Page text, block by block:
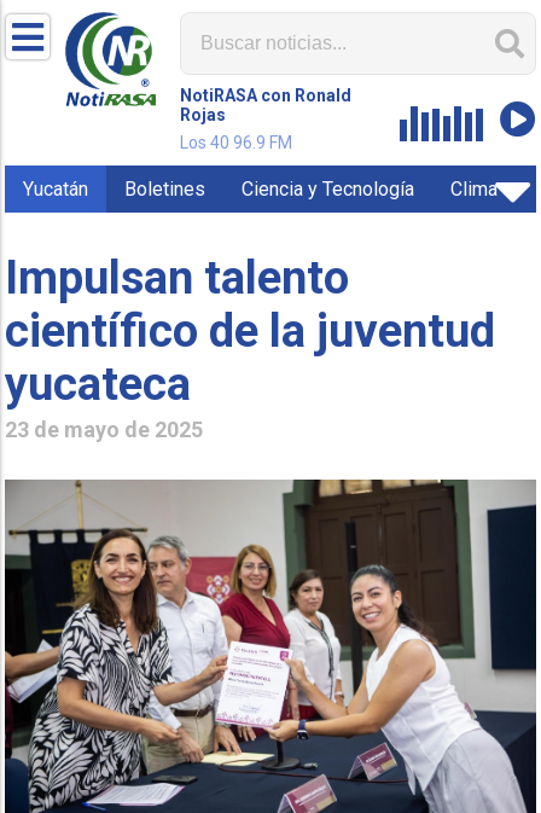
NotiRASA con Ronald
Rojas
Los 40 96.9 FM
Yucatán Boletines Ciencia y Tecnología Clima
Impulsan talento
científico de la juventud
yucateca
23 de mayo de 2025